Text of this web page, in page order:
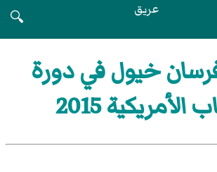
عريق
🔍
خيول في دورة
الأمريكية 2015